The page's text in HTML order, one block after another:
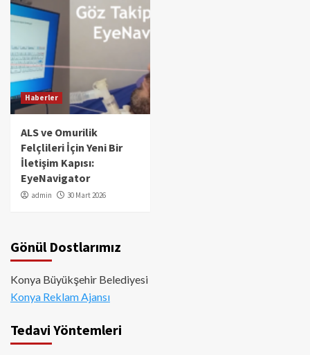
Haberler
ALS ve Omurilik
Felçlileri İçin Yeni Bir
İletişim Kapısı:
EyeNavigator
admin 30 Mart 2026
Gönül Dostlarımız
Konya Büyükşehir Belediyesi
Konya Reklam Ajansı
Tedavi Yöntemleri